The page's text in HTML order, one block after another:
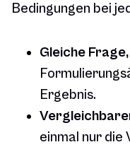
Bedingungen bei
Gleiche
Ergebnis.
einmal nur die